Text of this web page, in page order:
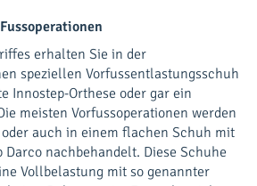
erhalten Sie in der
speziellen Vorfussentlastungsschuh
Innostep-Orthese oder gar ein
meisten Vorfussoperationen werden
auch in einem flachen Schuh mit
Darco nachbehandelt. Diese Schuhe
Vollbelastung mit so genannter